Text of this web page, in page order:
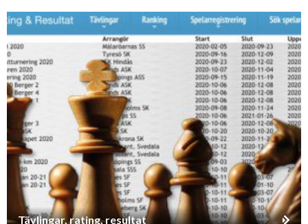
Tävlingar, rating, resultat